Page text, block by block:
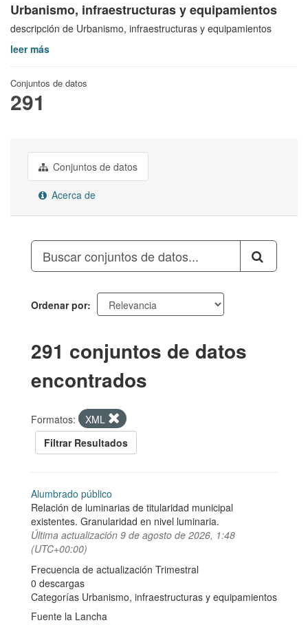
Urbanismo, infraestructuras y equipamientos
descripción de Urbanismo, infraestructuras y equipamientos
leer más
Conjuntos de datos
291
Conjuntos de datos
Acerca de
Ordenar por
291 conjuntos de datos
encontrados
Formatos:
XML
Filtrar Resultados
Alumbrado público
Relación de luminarias de titularidad municipal
existentes. Granularidad en nivel luminaria.
Última actualización 9 de agosto de 2026, 1:48
(UTC+00:00)
Frecuencia de actualización Trimestral
0 descargas
Categorías Urbanismo, infraestructuras y equipamientos
Fuente la Lancha